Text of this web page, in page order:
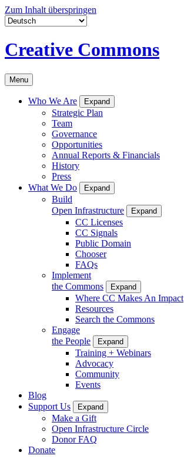
Zum Inhalt überspringen
Creative Commons
Menu
Who We Are Expand
Strategic Plan
Team
Governance
Opportunities
Annual Reports & Financials
History
Press
What We Do
Expand
Build
Open Infrastructure
Expand
CC Licenses
CC Signals
Public Domain
Chooser
FAQs
Implement
the Commons
Expand
Where CC Makes An Impact
Resources
Search the Commons
Engage
the People
Expand
Training + Webinars
Advocacy
Community
Events
Blog
Support Us
Expand
Make a Gift
Open Infrastructure Circle
Donor FAQ
Donate